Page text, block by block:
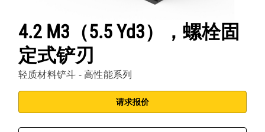
4.2 M3（5.5 Yd3），螺栓固
定式铲刃
轻质材料铲斗 - 高性能系列
请求报价